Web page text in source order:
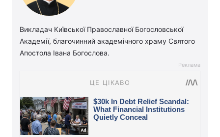
Викладач Київської Православної Богословської
Академії, благочинний академічного храму Святого
Апостола Івана Богослова.
Реклама